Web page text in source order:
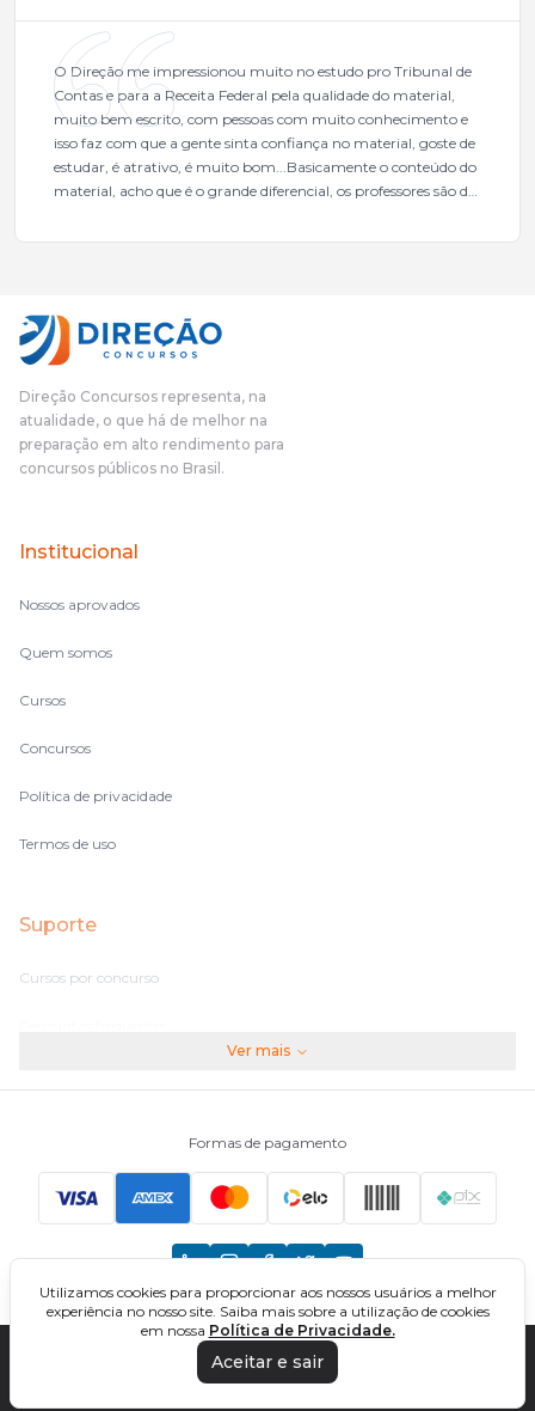
O Direção me impressionou muito no estudo pro Tribunal de
Contas e para a Receita Federal pela qualidade do material,
muito bem escrito, com pessoas com muito conhecimento e
isso faz com que a gente sinta confiança no material, goste de
estudar, é atrativo, é muito bom...Basicamente o conteúdo do
material, acho que é o grande diferencial, os professores são de
mais excelentes cargos da administração pública.Eu sempre
fundamental na minha derrota no ano passado para que eu
pudesse enxergar o que eu errei e corrigir minha rota.E além
das aulas vocês(Direção Concursos), que fizeram um
o aluno, além de ter que estudar, ele tem que perder tempo
fazendo um cronograma, num pós- edital é muito
complicado, é uma avalanche de informação, então vocês
terem feito isso é muito bacana, porque quando eu me sentia
no volume de matérias.
Direção Concursos representa, na
atualidade, o que há de melhor na
preparação em alto rendimento para
concursos públicos no Brasil.
Institucional
Nossos aprovados
Quem somos
Cursos
Concursos
Política de privacidade
Termos de uso
Suporte
Cursos por concurso
Principais Concursos
CNU
TCU
Ver mais
Formas de pagamento
DIREÇÃO CONCURSOS - CURSOS ONLINE PARA CONCURSOS. TODOS OS
DIREITOS RESERVADOS. CNPJ: 32.161.525/0001-03
Utilizamos cookies para proporcionar aos nossos usuários a melhor
experiência no nosso site. Saiba mais sobre a utilização de cookies
em nossa Política de Privacidade.
Aceitar e sair